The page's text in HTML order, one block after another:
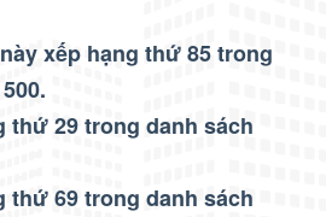
xếp hạng thứ 85 trong
thứ 29 trong danh sách
thứ 69 trong danh sách